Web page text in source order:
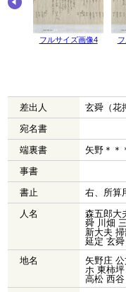
フルサイズ画像4
差出人
玄舜（花
宛名書
端裏書
矢野＊＊
事書
書止
右、所算
人名
森五郎大
舜 川畑
新大夫
延定 玄
地名
矢野庄
ホ 東柿
高松 西